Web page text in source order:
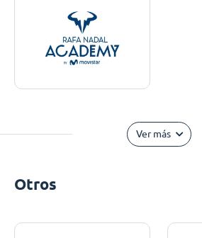
Ver más
Otros